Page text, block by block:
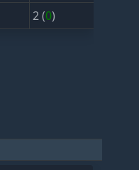
2 (0)